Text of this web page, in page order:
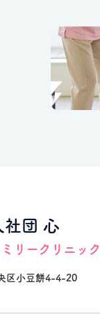
社団 心
リークリニック
区小豆餅4-4-20